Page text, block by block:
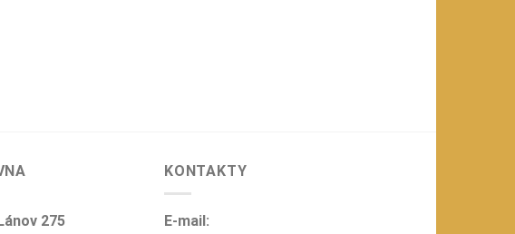
275
KONTAKTY
E-mail: